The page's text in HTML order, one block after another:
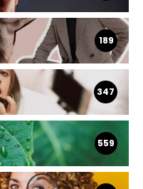
189
347
559